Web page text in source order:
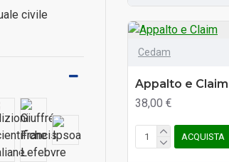
civile
Cedam
Appalto e Claim
38,00 €
ACQUISTA